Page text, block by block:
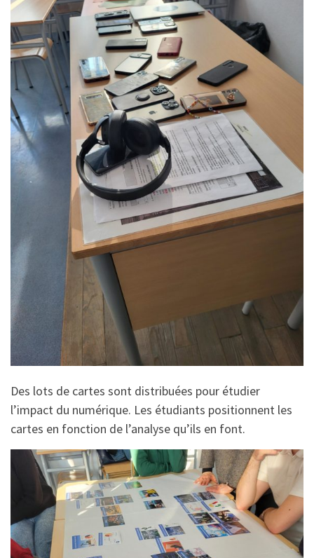
Des lots de cartes sont distribuées pour étudier
l’impact du numérique. Les étudiants positionnent les
cartes en fonction de l’analyse qu’ils en font.